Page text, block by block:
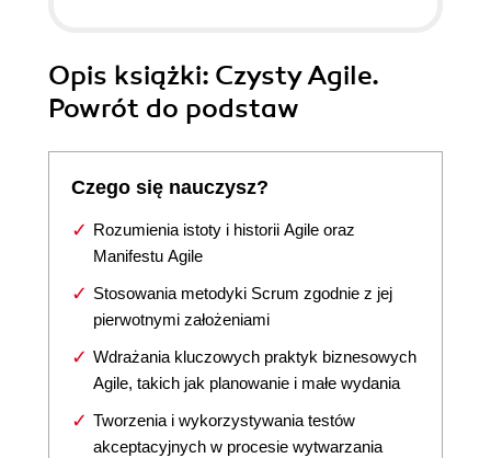
Opis książki: Czysty Agile.
Powrót do podstaw
Czego się nauczysz?
Rozumienia istoty i historii Agile oraz
Manifestu Agile
Stosowania metodyki Scrum zgodnie z jej
pierwotnymi założeniami
Wdrażania kluczowych praktyk biznesowych
Agile, takich jak planowanie i małe wydania
Tworzenia i wykorzystywania testów
akceptacyjnych w procesie wytwarzania